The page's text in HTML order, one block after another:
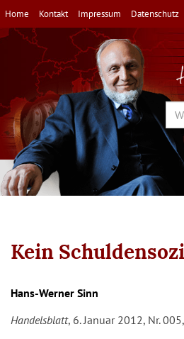
Direkt
zum
Inhalt
Home Kontakt Impressum Datenschutz
Kein
Hans-Werner Sinn
Handelsblatt, 6. Januar 2012, Nr.